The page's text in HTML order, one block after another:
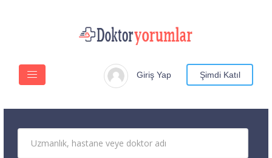
Giriş Yap Şimdi Katıl